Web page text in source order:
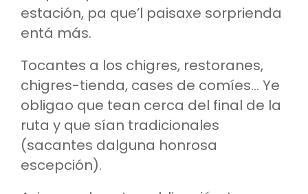
estación, pa que’l paisaxe sorprienda
entá más.
Tocantes a los chigres, restoranes,
chigres-tienda, cases de comíes… Ye
obligao que tean cerca del final de la
ruta y que sían tradicionales
(sacantes dalguna honrosa
escepción).